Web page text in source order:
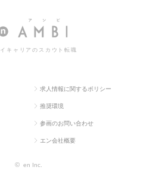
転職 求人情報
キャリアのスカウト転職
求人情報に関するポリシー
推奨環境
参画のお問い合わせ
エン会社概要
© en Inc.